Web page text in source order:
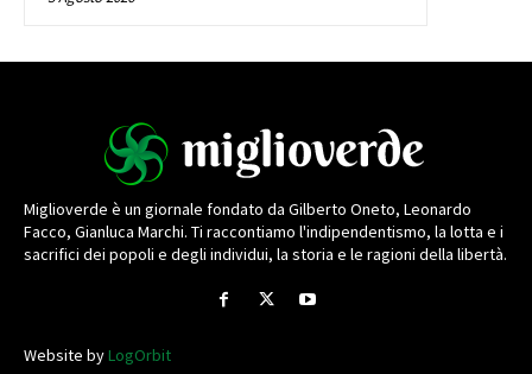
Miglioverde è un giornale fondato da Gilberto Oneto, Leonardo
Facco, Gianluca Marchi. Ti raccontiamo l'indipendentismo, la lotta e i
sacrifici dei popoli e degli individui, la storia e le ragioni della libertà.
Website byLogOrbit